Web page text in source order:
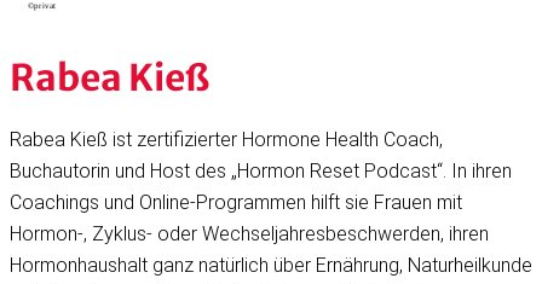
©privat
Rabea Kieß
Rabea Kieß ist zertifizierter Hormone Health Coach,
Buchautorin und Host des „Hormon Reset Podcast“. In ihren
Coachings und Online-Programmen hilft sie Frauen mit
Hormon-, Zyklus- oder Wechseljahresbeschwerden, ihren
Hormonhaushalt ganz natürlich über Ernährung, Naturheilkunde